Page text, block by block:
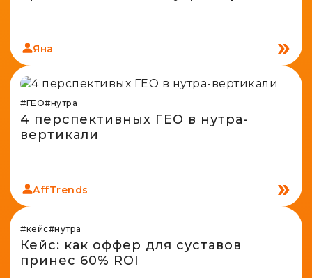
Яна
#ГЕО#нутра
4 перспективных ГЕО в нутра-
вертикали
AffTrends
#кейс#нутра
Кейс: как оффер для суставов
принес 60% ROI